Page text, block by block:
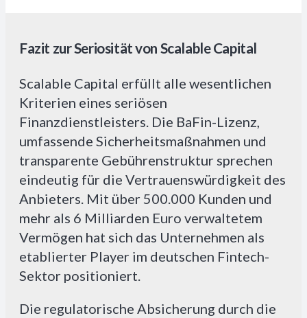
Fazit zur Seriosität von Scalable Capital
Scalable Capital erfüllt alle wesentlichen
Kriterien eines seriösen
Finanzdienstleisters. Die BaFin-Lizenz,
umfassende Sicherheitsmaßnahmen und
transparente Gebührenstruktur sprechen
eindeutig für die Vertrauenswürdigkeit des
Anbieters. Mit über 500.000 Kunden und
mehr als 6 Milliarden Euro verwaltetem
Vermögen hat sich das Unternehmen als
etablierter Player im deutschen Fintech-
Sektor positioniert.
Die regulatorische Absicherung durch die